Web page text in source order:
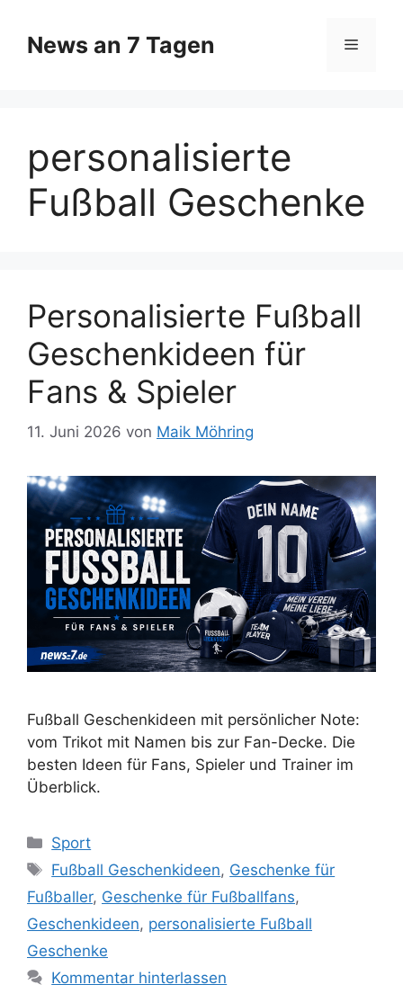
Inhalt
springen
News an 7 Tagen Menü
personalisierte
Fußball Geschenke
Personalisierte Fußball
Geschenkideen für
Fans & Spieler
11. Juni 2026 von Maik Möhring
Fußball Geschenkideen mit persönlicher Note:
vom Trikot mit Namen bis zur Fan-Decke. Die
besten Ideen für Fans, Spieler und Trainer im
Überblick.
Kategorien
Sport
Schlagwörter
Fußball Geschenkideen, Geschenke für
Fußballer, Geschenke für Fußballfans,
Geschenkideen, personalisierte Fußball
Geschenke
Kommentar hinterlassen